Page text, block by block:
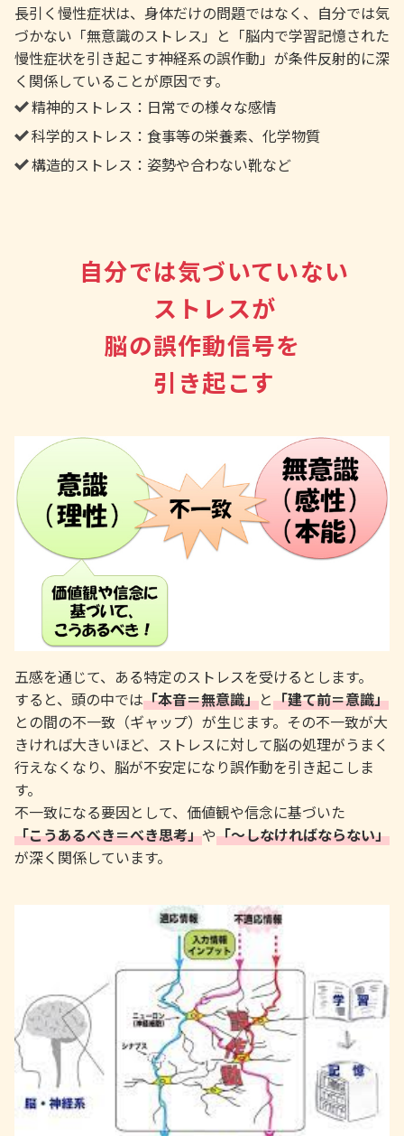
長引く慢性症状は、身体だけの問題ではなく、自分では気
づかない「無意識のストレス」と「脳内で学習記憶された
慢性症状を引き起こす神経系の誤作動」が条件反射的に深
く関係していることが原因です。
精神的ストレス：日常での様々な感情
科学的ストレス：食事等の栄養素、化学物質
構造的ストレス：姿勢や合わない靴など
自分では気づいていない
ストレスが
脳の誤作動信号を
引き起こす
五感を通じて、ある特定のストレスを受けるとします。
すると、頭の中では「本音＝無意識」と「建て前＝意識」
との間の不一致（ギャップ）が生じます。その不一致が大
きければ大きいほど、ストレスに対して脳の処理がうまく
行えなくなり、脳が不安定になり誤作動を引き起こしま
す。
不一致になる要因として、価値観や信念に基づいた
「こうあるべき＝べき思考」や「～しなければならない」
が深く関係しています。